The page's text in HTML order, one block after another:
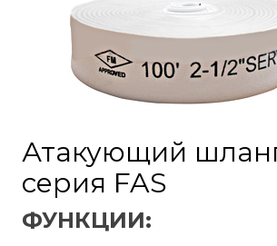
Атакующий
серия FAS
ФУНКЦИИ: